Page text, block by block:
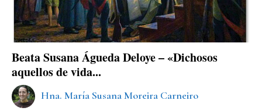
Beata Susana Águeda Deloye – «Dichosos
aquellos de vida...
Hna. María Susana Moreira Carneiro